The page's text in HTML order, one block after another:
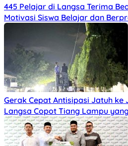
445 Pelajar di Langsa Terima
Motivasi Siswa Belajar dan
Gerak Cepat Antisipasi Jatuh ke
Langsa Copot Tiang Lampu